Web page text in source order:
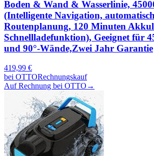
Boden & Wand & Wasserlinie,
(Intelligente Navigation,
Routenplanung, 120 Minuten
Schnellladefunktion), Geeignet für
und 90°-Wände,Zwei Jahr Garantie
419,99 €
bei OTTORechnungskauf
Auf Rechnung bei OTTO →